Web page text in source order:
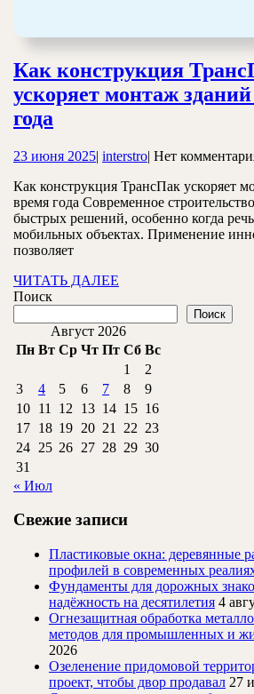
Как конструкция
ускоряет монтаж
года
ТрансПак
модулей
ускоряет
монтаж
зданий
в
любое
время
года
23 июня 202523
2025
| interstrointerstro
| Нет
Как конструкция ТрансПак ускоряет
время года Современное
быстрых решений, особенно когда
мобильных объектах. Применение
позволяет
ЧИТАТЬ ДАЛЕЕ
Поиск
Поиск
Август 2026
Пн Вт Ср Чт Пт Сб Вс
1
2
3
4 5 6 7 8
9
10 11 12 13 14 15 16
17 18 19 20 21 22 23
24 25 26 27 28 29 30
31
« Июл
Свежие записи
Пластиковые окна: деревянные
профилей в современных
Фундаменты для дорожных
надёжность на десятилетия 4
Огнезащитная обработка
методов для промышленных и
2026
Озеленение придомовой
проект, чтобы двор продавал 27